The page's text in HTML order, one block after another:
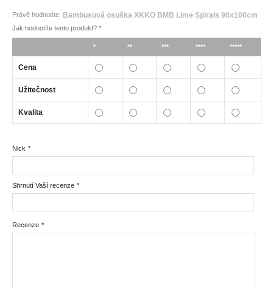
Právě hodnotíte: Bambusová osuška XKKO BMB Lime Spirals 90x100cm
Jak hodnotíte tento produkt? *
* ** *** **** *****
Cena
Užitečnost
Kvalita
*
Nick
*
Shrnutí Vaší recenze
*
Recenze